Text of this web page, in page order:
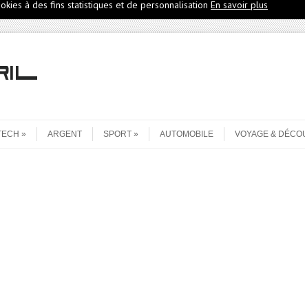
à des fins statistiques et de personnalisation En savoir plus
ARGENT SPORT AUTOMOBILE VOYAGE &